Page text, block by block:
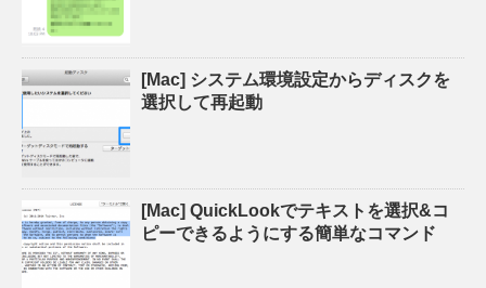
[Mac] システム環境設定からディスクを
選択して再起動
[Mac] QuickLookでテキストを選択&コ
ピーできるようにする簡単なコマンド